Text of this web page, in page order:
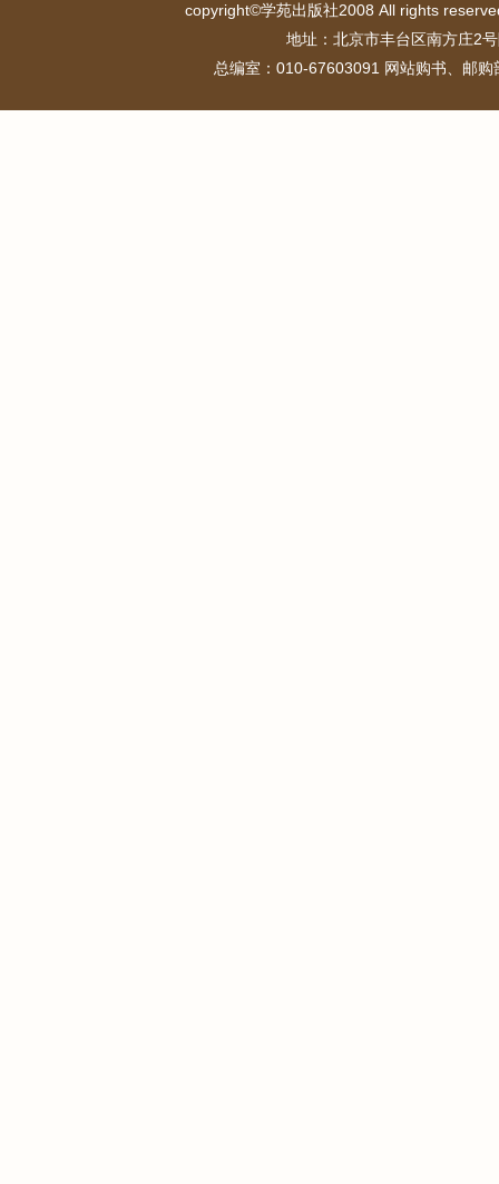
copyright©学苑出版社2008 All rights
地址：北京市丰台区南方庄2
总编室：010-67603091 网站购书、邮